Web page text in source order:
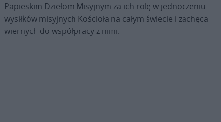
Papieskim Dziełom Misyjnym za ich rolę w jednoczeniu
wysiłków misyjnych Kościoła na całym świecie i zachęca
wiernych do współpracy z nimi.